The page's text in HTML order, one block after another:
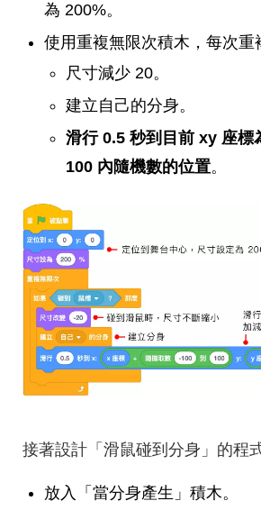
為 200%。
使用重複無限次積木，每次重
尺寸減少 20。
建立自己的分身。
滑行 0.5 秒到目前 xy 座標
100 內隨機數的位置。
接著設計「滑鼠碰到分身」的程
放入「當分身產生」積木。